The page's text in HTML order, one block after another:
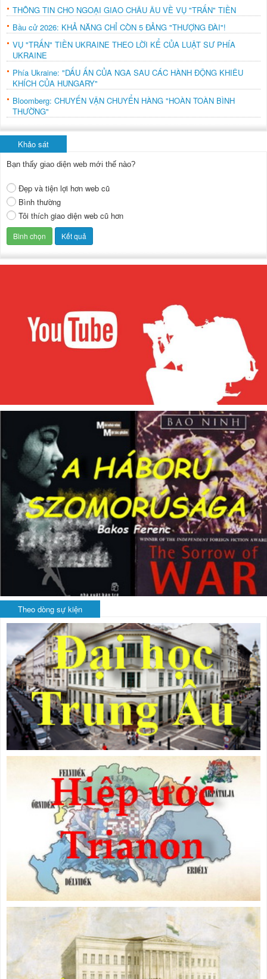
THÔNG TIN CHO NGOẠI GIAO CHÂU ÂU VỀ VỤ "TRẤN" TIỀN
Bầu cử 2026: KHẢ NĂNG CHỈ CÒN 5 ĐẢNG "THƯỢNG ĐÀI"!
VỤ "TRẤN" TIỀN UKRAINE THEO LỜI KỂ CỦA LUẬT SƯ PHÍA
UKRAINE
Phía Ukraine: "DẤU ẤN CỦA NGA SAU CÁC HÀNH ĐỘNG KHIÊU
KHÍCH CỦA HUNGARY"
Bloomberg: CHUYẾN VẬN CHUYỂN HÀNG "HOÀN TOÀN BÌNH
THƯỜNG"
Khảo sát
Bạn thấy giao diện web mới thế nào?
Đẹp và tiện lợi hơn web cũ
Bình thường
Tôi thích giao diện web cũ hơn
Theo dòng sự kiện